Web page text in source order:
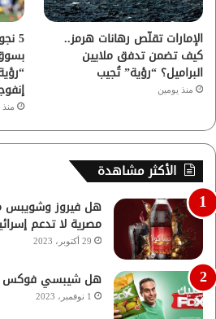
الإمارات تقلّص رهانات هرمز..
كيف تضمن تدفق ملايين
البراميل؟ “رؤية” تُجيب
منذ يومين
5
منذ 4 أيام
الأكثر مشاهدة
هل فيروز وشويبس
مصرية لا تدعم
29 أكتوبر، 2023
هل شيبسي فوكس
1 نوفمبر، 2023